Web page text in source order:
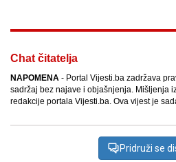
Chat čitatelja
NAPOMENA - Portal Vijesti.ba zadržava
sadržaj bez najave i objašnjenja. Mišljenja
redakcije portala Vijesti.ba. Ova vijest je
Pridruži se